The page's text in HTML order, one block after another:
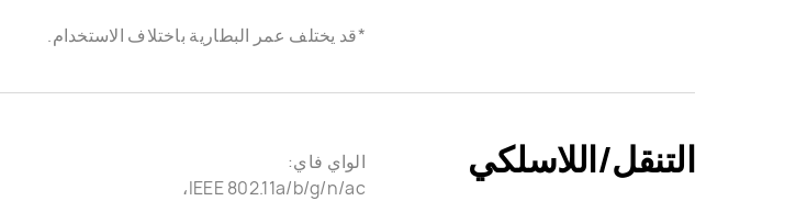
*قد يختلف عمر البطارية باختلاف الاستخدام.
التنقل/اللاسلكي
الواي فاي:
IEEE 802.11a/b/g/n/ac،